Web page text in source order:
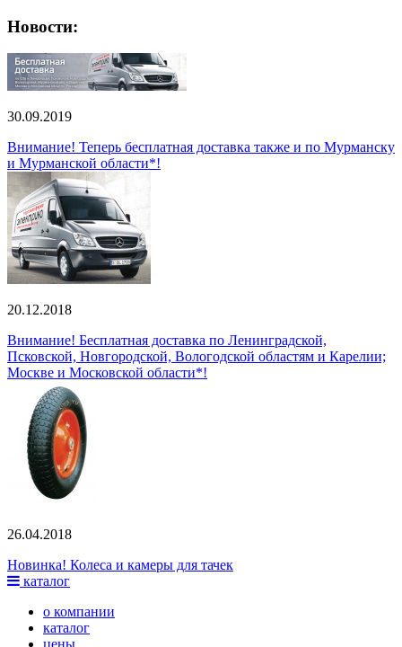
Новости:
30.09.2019
Внимание! Теперь бесплатная доставка также и по Мурманску
и Мурманской области*!
20.12.2018
Внимание! Бесплатная доставка по Ленинградской,
Псковской, Новгородской, Вологодской областям и Карелии;
Москве и Московской области*!
26.04.2018
Новинка! Колеса и камеры для тачек
каталог
о компании
каталог